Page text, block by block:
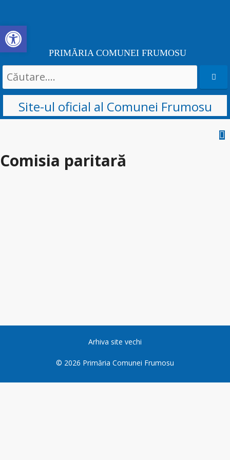
PRIMĂRIA COMUNEI FRUMOSU
Search
for:
Site-ul oficial al Comunei Frumosu
conținut
Comisia paritară
Arhiva site vechi
© 2026 Primăria Comunei Frumosu
Deschide bara de unelte